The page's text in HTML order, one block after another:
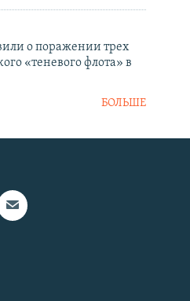
о поражении трех
«теневого флота» в
БОЛЬШЕ